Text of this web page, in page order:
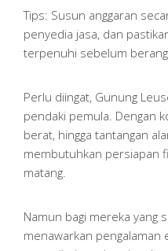
Tips: Susun anggaran
penyedia jasa, dan
terpenuhi sebelum
Perlu diingat, Gunung
pendaki pemula. Dengan
berat, hingga tantangan
membutuhkan persiapan
matang.
Namun bagi mereka yang
menawarkan pengalaman